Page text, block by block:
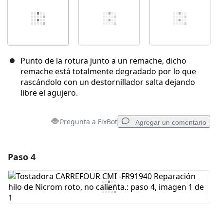
Punto de la rotura junto a un remache, dicho
remache está totalmente degradado por lo que
rascándolo con un destornillador salta dejando
libre el agujero.
Pregunta a FixBot Agregar un comentario
Agregar Comentario
Paso 4